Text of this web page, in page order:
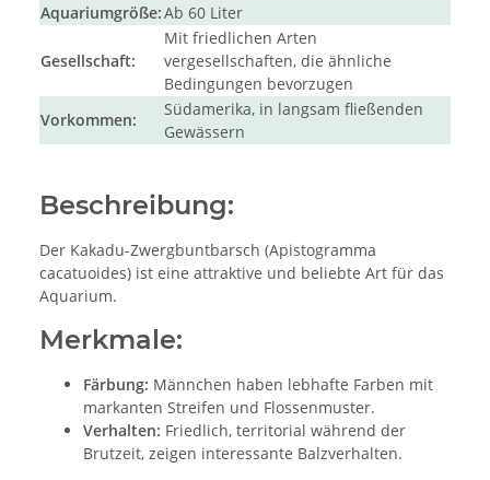
Aquariumgröße:Ab 60 Liter
Gesellschaft:
Mit friedlichen Arten
vergesellschaften, die ähnliche
Bedingungen bevorzugen
Vorkommen:
Südamerika, in langsam fließenden
Gewässern
Beschreibung:
Der Kakadu-Zwergbuntbarsch (Apistogramma
cacatuoides) ist eine attraktive und beliebte Art für das
Aquarium.
Merkmale:
Färbung: Männchen haben lebhafte Farben mit
markanten Streifen und Flossenmuster.
Verhalten: Friedlich, territorial während der
Brutzeit, zeigen interessante Balzverhalten.